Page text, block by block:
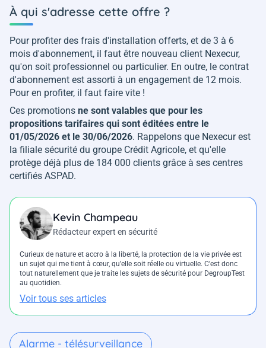
À qui s'adresse cette offre ?
Pour profiter des frais d'installation offerts, et de 3 à 6
mois d'abonnement, il faut être nouveau client Nexecur,
qu'on soit professionnel ou particulier. En outre, le contrat
d'abonnement est assorti à un engagement de 12 mois.
Pour en profiter, il faut faire vite !
Ces promotions ne sont valables que pour les
propositions tarifaires qui sont éditées entre le
01/05/2026 et le 30/06/2026. Rappelons que Nexecur est
la filiale sécurité du groupe Crédit Agricole, et qu'elle
protège déjà plus de 184 000 clients grâce à ses centres
certifiés ASPAD.
Kevin Champeau
Rédacteur expert en sécurité
Curieux de nature et accro à la liberté, la protection de la vie privée est
un sujet qui me tient à cœur, qu’elle soit réelle ou virtuelle. C’est donc
tout naturellement que je traite les sujets de sécurité pour DegroupTest
au quotidien.
Voir tous ses articles
Alarme - télésurveillance